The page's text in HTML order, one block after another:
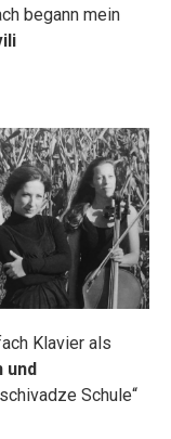
begann mein
Klavier als
Schule“